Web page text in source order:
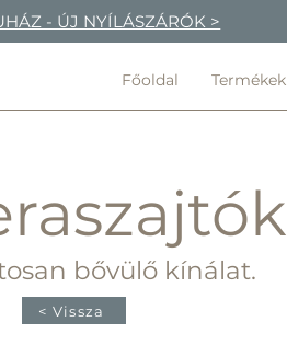
- ÚJ NYÍLÁSZÁRÓK >
Főoldal Termékek
bővülő kínálat.
< Vissza